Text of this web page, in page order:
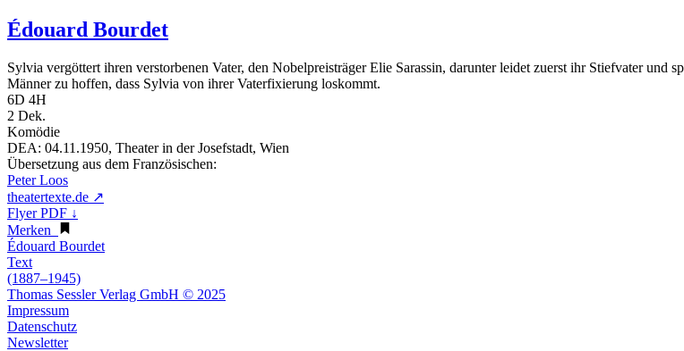
Édouard Bourdet
Sylvia vergöttert ihren verstorbenen Vater, den Nobelpreisträger Elie Sarassin, darunter leidet zuerst ihr Stiefvater
Männer zu hoffen, dass Sylvia von ihrer Vaterfixierung loskommt.
6D 4H
2 Dek.
Komödie
DEA: 04.11.1950, Theater in der Josefstadt, Wien
Übersetzung aus dem Französischen:
Peter Loos
theatertexte.de ↗
Flyer PDF ↓
Merken
Édouard Bourdet
Text
(1887–1945)
Thomas Sessler Verlag GmbH © 2025
Impressum
Datenschutz
Newsletter